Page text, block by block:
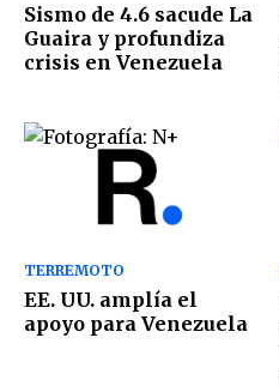
Sismo de 4.6 sacude La
Guaira y profundiza
crisis en Venezuela
TERREMOTO
EE. UU. amplía el
apoyo para Venezuela